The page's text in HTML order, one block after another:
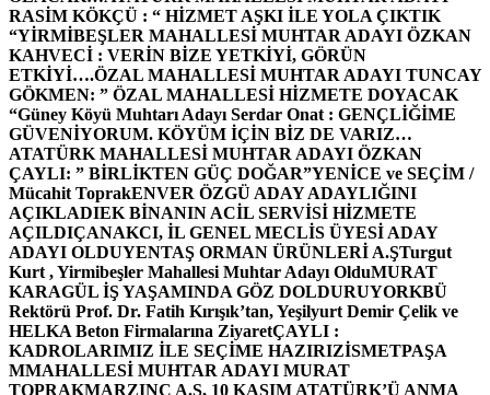
RASİM KÖKÇÜ : “ HİZMET AŞKI İLE YOLA ÇIKTIK
“YİRMİBEŞLER MAHALLESİ MUHTAR ADAYI ÖZKAN
KAHVECİ : VERİN BİZE YETKİYİ, GÖRÜN
ETKİYİ….ÖZAL MAHALLESİ MUHTAR ADAYI TUNCAY
GÖKMEN: ” ÖZAL MAHALLESİ HİZMETE DOYACAK
“Güney Köyü Muhtarı Adayı Serdar Onat : GENÇLİĞİME
GÜVENİYORUM. KÖYÜM İÇİN BİZ DE VARIZ…
ATATÜRK MAHALLESİ MUHTAR ADAYI ÖZKAN
ÇAYLI: ” BİRLİKTEN GÜÇ DOĞAR”YENİCE ve SEÇİM /
Mücahit ToprakENVER ÖZGÜ ADAY ADAYLIĞINI
AÇIKLADIEK BİNANIN ACİL SERVİSİ HİZMETE
AÇILDIÇANAKCI, İL GENEL MECLİS ÜYESİ ADAY
ADAYI OLDUYENTAŞ ORMAN ÜRÜNLERİ A.ŞTurgut
Kurt , Yirmibeşler Mahallesi Muhtar Adayı OlduMURAT
KARAGÜL İŞ YAŞAMINDA GÖZ DOLDURUYORKBÜ
Rektörü Prof. Dr. Fatih Kırışık’tan, Yeşilyurt Demir Çelik ve
HELKA Beton Firmalarına ZiyaretÇAYLI :
KADROLARIMIZ İLE SEÇİME HAZIRIZİSMETPAŞA
MMAHALLESİ MUHTAR ADAYI MURAT
TOPRAKMARZINC A.Ş, 10 KASIM ATATÜRK’Ü ANMA